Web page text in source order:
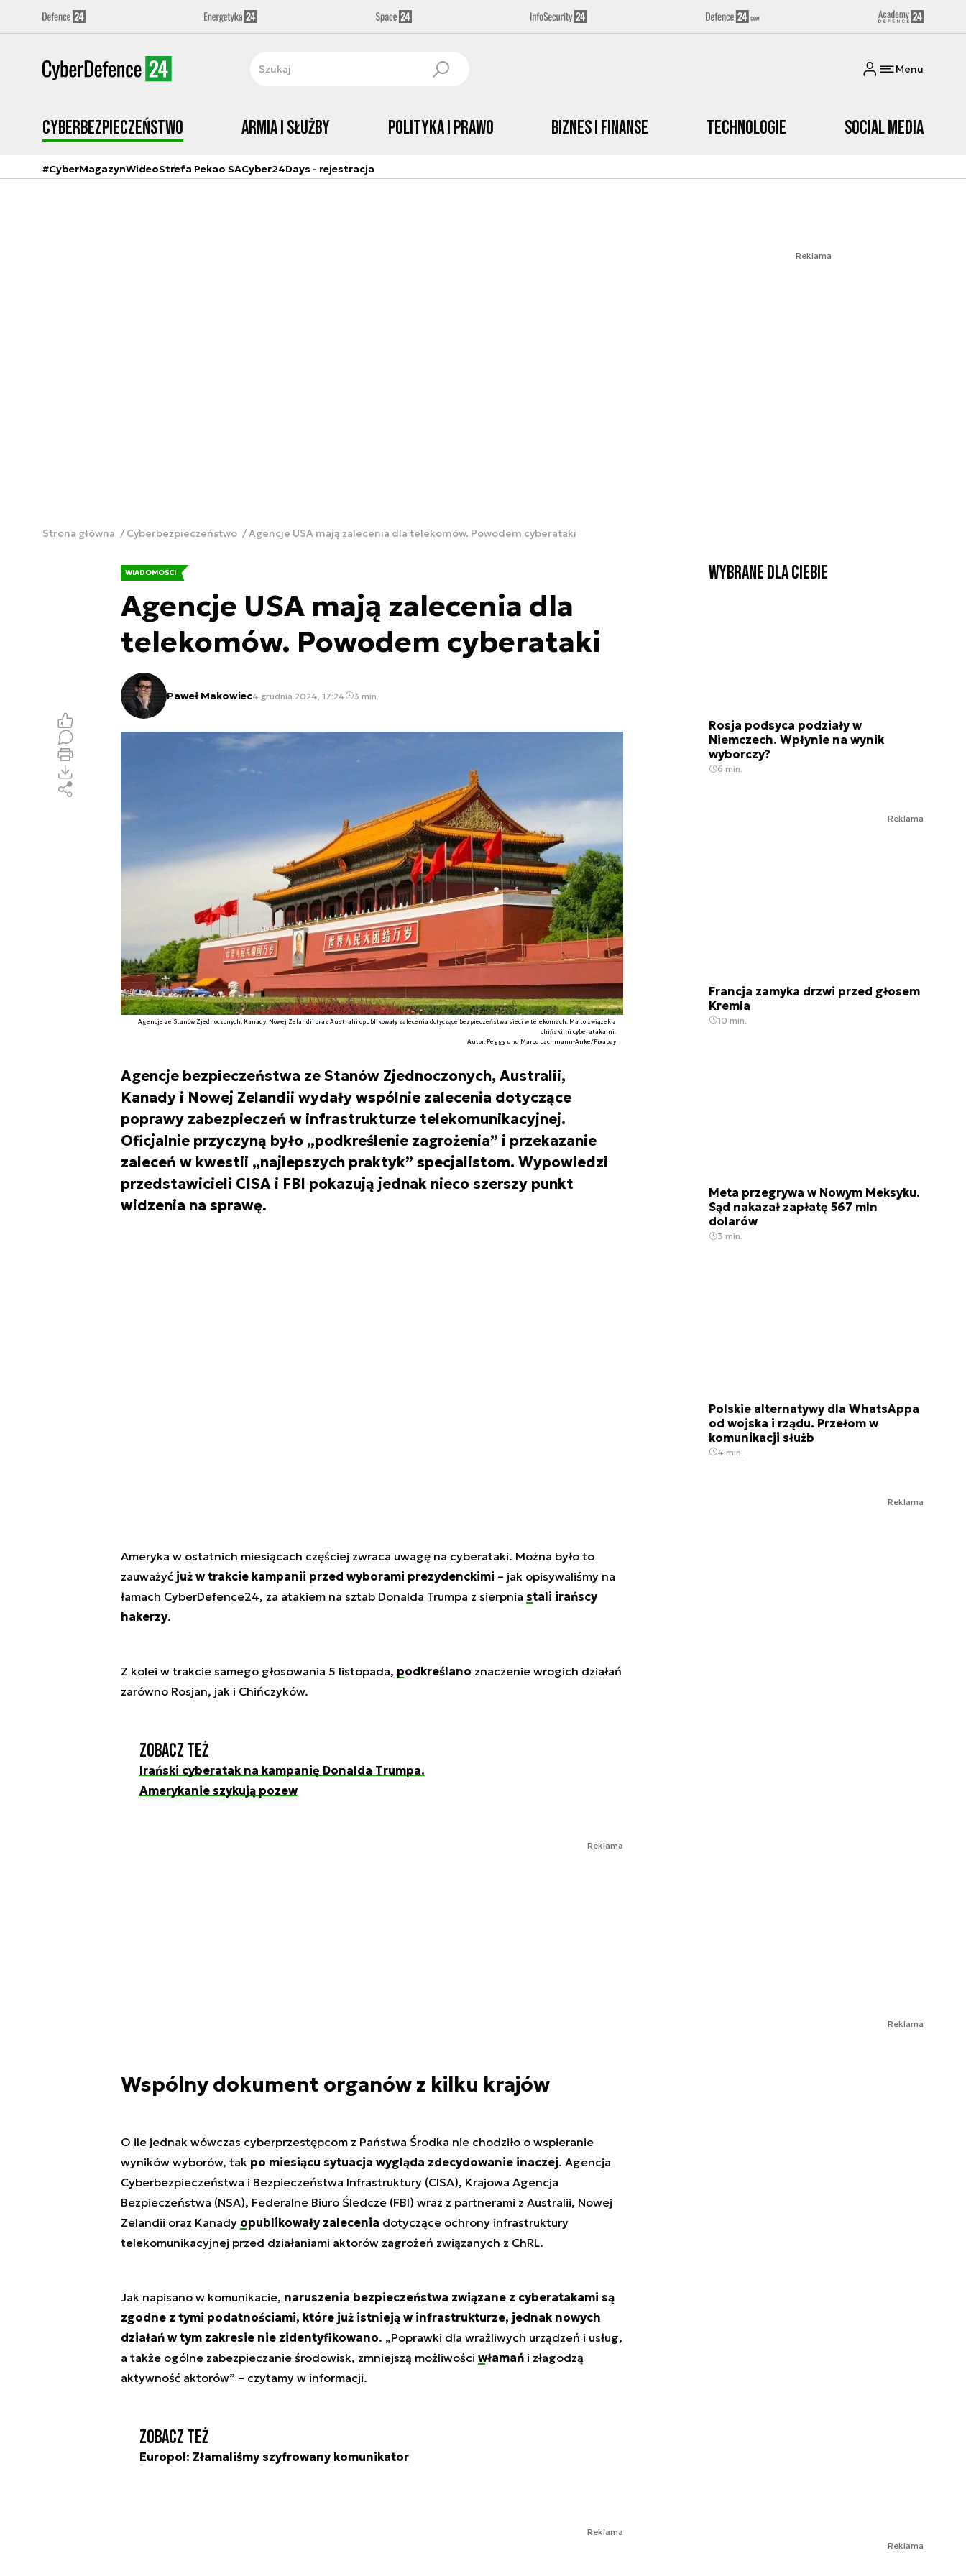
Menu
Cyberbezpieczeństwo Armia i Służby Polityka i prawo Biznes i Finanse Technologie Social media
#CyberMagazynWideoStrefa Pekao SACyber24Days - rejestracja
Reklama
Strona główna Cyberbezpieczeństwo Agencje USA mają zalecenia dla telekomów. Powodem cyberataki
WIADOMOŚCI
Agencje USA mają zalecenia dla
telekomów. Powodem cyberataki
Paweł Makowiec4 grudnia 2024, 17:24 3 min.
Agencje ze Stanów Zjednoczonych, Kanady, Nowej Zelandii oraz Australii opublikowały zalecenia dotyczące bezpieczeństwa sieci w telekomach. Ma to związek z
chińskimi cyberatakami.
Autor. Peggy und Marco Lachmann-Anke/Pixabay
Agencje bezpieczeństwa ze Stanów Zjednoczonych, Australii,
Kanady i Nowej Zelandii wydały wspólnie zalecenia dotyczące
poprawy zabezpieczeń w infrastrukturze telekomunikacyjnej.
Oficjalnie przyczyną było „podkreślenie zagrożenia” i przekazanie
zaleceń w kwestii „najlepszych praktyk” specjalistom. Wypowiedzi
przedstawicieli CISA i FBI pokazują jednak nieco szerszy punkt
widzenia na sprawę.
Ameryka w ostatnich miesiącach częściej zwraca uwagę na cyberataki. Można było to
zauważyć już w trakcie kampanii przed wyborami prezydenckimi – jak opisywaliśmy na
łamach CyberDefence24, za atakiem na sztab Donalda Trumpa z sierpnia stali irańscy
hakerzy.
Z kolei w trakcie samego głosowania 5 listopada, podkreślano znaczenie wrogich działań
zarówno Rosjan, jak i Chińczyków.
Zobacz też
Irański cyberatak na kampanię Donalda Trumpa.
Amerykanie szykują pozew
Reklama
Wspólny dokument organów z kilku krajów
O ile jednak wówczas cyberprzestępcom z Państwa Środka nie chodziło o wspieranie
wyników wyborów, tak po miesiącu sytuacja wygląda zdecydowanie inaczej. Agencja
Cyberbezpieczeństwa i Bezpieczeństwa Infrastruktury (CISA), Krajowa Agencja
Bezpieczeństwa (NSA), Federalne Biuro Śledcze (FBI) wraz z partnerami z Australii, Nowej
Zelandii oraz Kanady opublikowały zalecenia dotyczące ochrony infrastruktury
telekomunikacyjnej przed działaniami aktorów zagrożeń związanych z ChRL.
Jak napisano w komunikacie, naruszenia bezpieczeństwa związane z cyberatakami są
zgodne z tymi podatnościami, które już istnieją w infrastrukturze, jednak nowych
działań w tym zakresie nie zidentyfikowano. „Poprawki dla wrażliwych urządzeń i usług,
a także ogólne zabezpieczanie środowisk, zmniejszą możliwości włamańi złagodzą
aktywność aktorów” – czytamy w informacji.
Zobacz też
Europol: Złamaliśmy szyfrowany komunikator
Reklama
Wybrane dla Ciebie
Rosja podsyca podziały w
Niemczech. Wpłynie na wynik
wyborczy?
6 min.
Reklama
Francja zamyka drzwi przed głosem
Kremla
10 min.
Meta przegrywa w Nowym Meksyku.
Sąd nakazał zapłatę 567 mln
dolarów
3 min.
Polskie alternatywy dla WhatsAppa
od wojska i rządu. Przełom w
komunikacji służb
4 min.
Reklama
Reklama
Reklama